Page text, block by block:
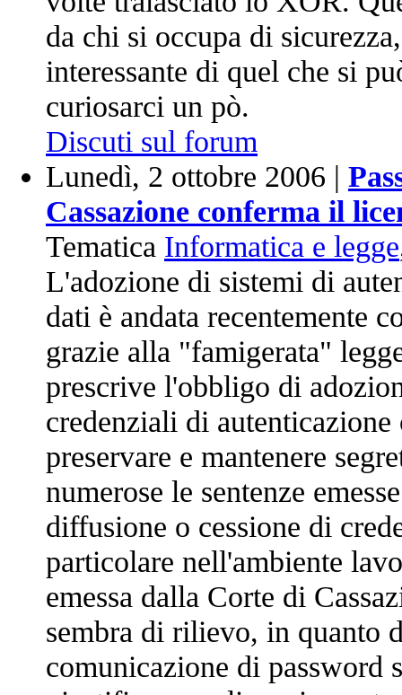
da chi si occupa di
interessante di quel che si
curiosarci un pò.
Discuti sul forum
Lunedì, 2 ottobre 2006 |
Cassazione conferma il
Tematica Informatica e legge
L'adozione di sistemi di
dati è andata recentemente
grazie alla "famigerata"
prescrive l'obbligo di
credenziali di
preservare e mantenere
numerose le sentenze
diffusione o cessione di
particolare nell'ambiente
emessa dalla Corte di
sembra di rilievo, in quanto
comunicazione di password